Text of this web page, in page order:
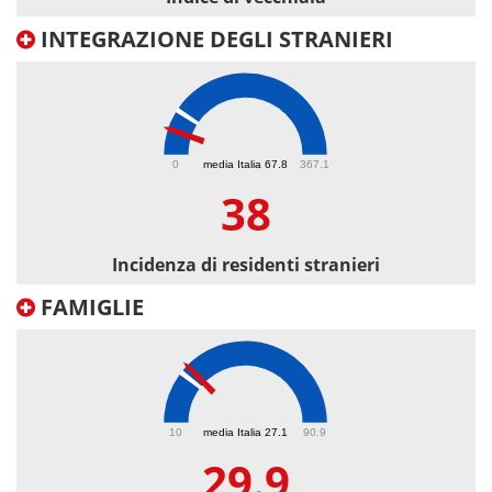
INTEGRAZIONE DEGLI STRANIERI
media Italia 67.8
0 367.1
38
Incidenza di residenti stranieri
FAMIGLIE
media Italia 27.1
10 90.9